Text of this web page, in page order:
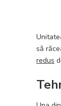
să
redus